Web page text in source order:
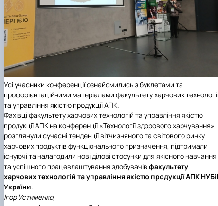
Усі учасники конференції ознайомились з буклетами та
профорієнтаційними матеріалами факультету харчових
та управління якістю продукції АПК.
Фахівці факультету харчових технологій та управління якістю
продукції АПК на конференції «Технології здорового харчування»
розглянули сучасні тенденції вітчизняного та світового ринку
харчових продуктів функціонального призначення, підтримали
існуючі та налагодили нові ділові стосунки для якісного навчання
та успішного працевлаштування здобувачів факультету
харчових технологій та управління якістю продукції АПК
України.
Ігор Устименко,